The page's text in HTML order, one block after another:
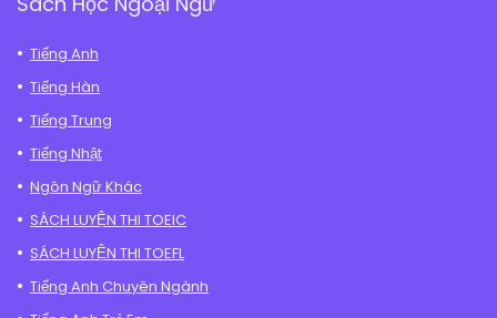
Tiếng Anh
Tiếng Hàn
Tiếng Trung
Tiếng Nhật
Ngôn Ngữ Khác
SÁCH LUYỆN THI TOEIC
SÁCH LUYỆN THI TOEFL
Tiếng Anh Chuyên Ngành